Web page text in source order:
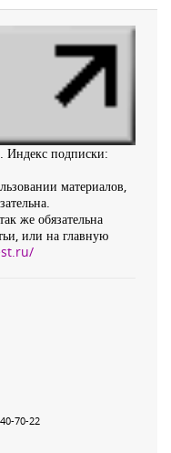
подписки:
материалов,
же обязательна
или на главную
70-22